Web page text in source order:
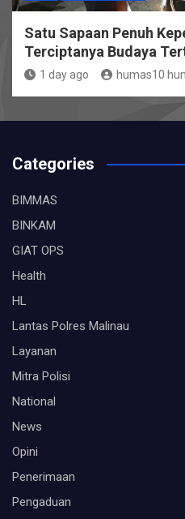
Satu Sapaan Penuh
Terciptanya Budaya
1 day ago humas10
Categories
BIMMAS
BINKAM
GIAT OPS
Health
HL
Lantas Polres Malinau
Layanan
Mitra Polisi
National
News
Opini
Penerimaan
Pengaduan